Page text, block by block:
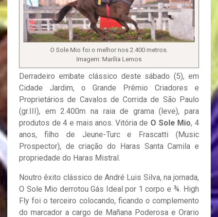
O Sole Mio foi o melhor nos 2.400 metros.
Imagem: Marília Lemos
Derradeiro embate clássico deste sábado (5), em
Cidade Jardim, o Grande Prêmio Criadores e
Proprietários de Cavalos de Corrida de São Paulo
(gr.III), em 2.400m na raia de grama (leve), para
produtos de 4 e mais anos. Vitória de O Sole Mio, 4
anos, filho de Jeune-Turc e Frascatti (Music
Prospector), de criação do Haras Santa Camila e
propriedade do Haras Mistral.
Noutro êxito clássico de André Luis Silva, na jornada,
O Sole Mio derrotou Gás Ideal por 1 corpo e ¾. High
Fly foi o terceiro colocando, ficando o complemento
do marcador a cargo de Mañana Poderosa e Orario